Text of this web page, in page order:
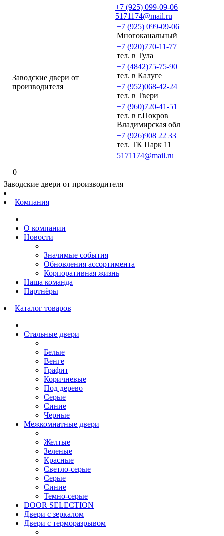
Заводские двери от
производителя
+7 (925) 099-09-06
5171174@mail.ru
+7 (925) 099-09-06
Многоканальный
+7 (920)770-11-77
тел. в Тула
+7 (4842)75-75-90
тел. в Калуге
+7 (952)068-42-24
тел. в Твери
+7 (960)720-41-51
тел. в г.Покров
Владимирская обл
+7 (926)908 22 33
тел. ТК Парк 11
5171174@mail.ru
0
Заводские двери от производителя
Компания
О компании
Новости
Значимые события
Обновления ассортимента
Корпоративная жизнь
Наша команда
Партнёры
Каталог товаров
Стальные двери
Белые
Венге
Графит
Коричневые
Под дерево
Серые
Синие
Черные
Межкомнатные двери
Желтые
Зеленые
Красные
Светло-серые
Серые
Синие
Темно-серые
DOOR SELECTION
Двери с зеркалом
Двери с терморазрывом